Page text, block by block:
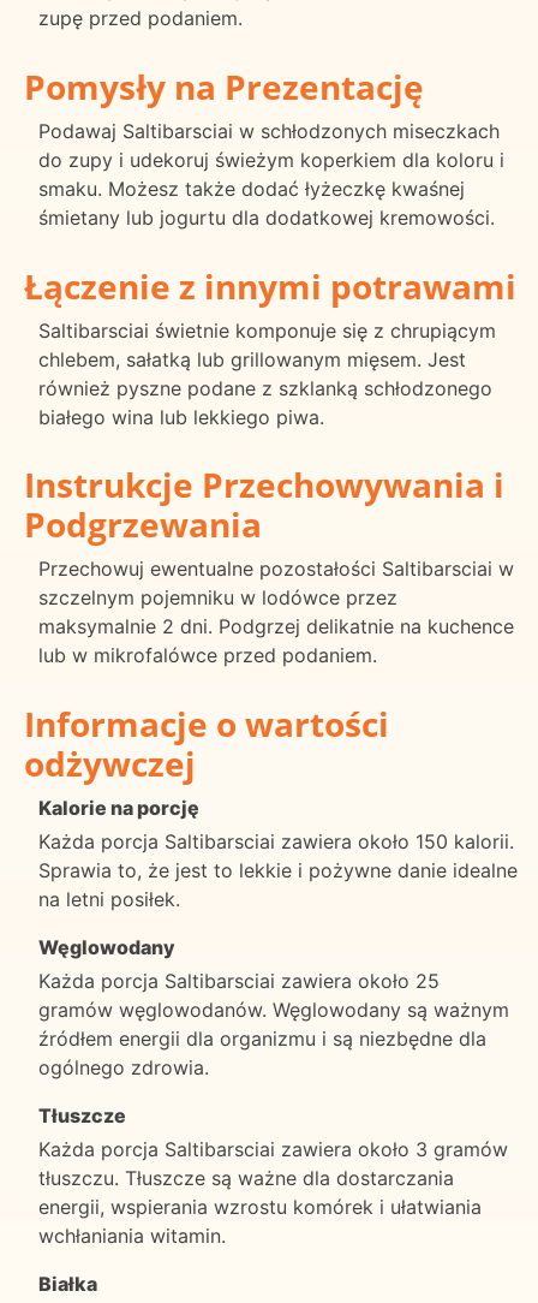
zupę przed podaniem.
Pomysły na Prezentację
Podawaj Saltibarsciai w schłodzonych miseczkach
do zupy i udekoruj świeżym koperkiem dla koloru i
smaku. Możesz także dodać łyżeczkę kwaśnej
śmietany lub jogurtu dla dodatkowej kremowości.
Łączenie z innymi potrawami
Saltibarsciai świetnie komponuje się z chrupiącym
chlebem, sałatką lub grillowanym mięsem. Jest
również pyszne podane z szklanką schłodzonego
białego wina lub lekkiego piwa.
Instrukcje Przechowywania i
Podgrzewania
Przechowuj ewentualne pozostałości Saltibarsciai w
szczelnym pojemniku w lodówce przez
maksymalnie 2 dni. Podgrzej delikatnie na kuchence
lub w mikrofalówce przed podaniem.
Informacje o wartości
odżywczej
Kalorie na porcję
Każda porcja Saltibarsciai zawiera około 150 kalorii.
Sprawia to, że jest to lekkie i pożywne danie idealne
na letni posiłek.
Węglowodany
Każda porcja Saltibarsciai zawiera około 25
gramów węglowodanów. Węglowodany są ważnym
źródłem energii dla organizmu i są niezbędne dla
ogólnego zdrowia.
Tłuszcze
Każda porcja Saltibarsciai zawiera około 3 gramów
tłuszczu. Tłuszcze są ważne dla dostarczania
energii, wspierania wzrostu komórek i ułatwiania
wchłaniania witamin.
Białka